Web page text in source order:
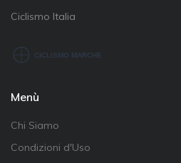
Ciclismo Italia
Menù
Chi Siamo
Condizioni d'Uso